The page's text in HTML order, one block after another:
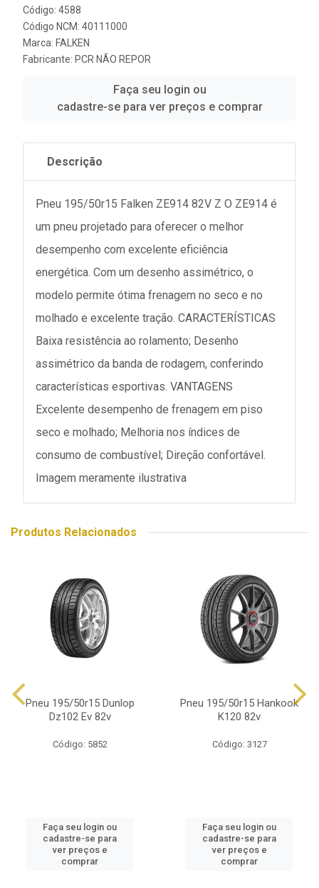
Código: 4588
Código NCM: 40111000
Marca: FALKEN
Fabricante: PCR NÃO REPOR
Faça seu login ou
cadastre-se para ver preços e comprar
Descrição
Pneu 195/50r15 Falken ZE914 82V Z O ZE914 é
um pneu projetado para oferecer o melhor
desempenho com excelente eficiência
energética. Com um desenho assimétrico, o
modelo permite ótima frenagem no seco e no
molhado e excelente tração. CARACTERÍSTICAS
Baixa resistência ao rolamento; Desenho
assimétrico da banda de rodagem, conferindo
características esportivas. VANTAGENS
Excelente desempenho de frenagem em piso
seco e molhado; Melhoria nos índices de
consumo de combustível; Direção confortável.
Imagem meramente ilustrativa
Produtos Relacionados
Pneu 195/50r15 Dunlop
Dz102 Ev 82v
Código: 5852
Faça seu login ou
cadastre-se para
ver preços e
comprar
Pneu 195/50r15 Hankook
K120 82v
Código: 3127
Faça seu login ou
cadastre-se para
ver preços e
comprar